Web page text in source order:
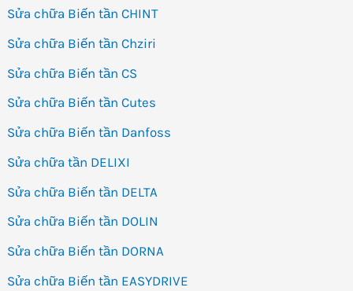
Sửa chữa Biến tần CHINT
Sửa chữa Biến tần Chziri
Sửa chữa Biến tần CS
Sửa chữa Biến tần Cutes
Sửa chữa Biến tần Danfoss
Sửa chữa tần DELIXI
Sửa chữa Biến tần DELTA
Sửa chữa Biến tần DOLIN
Sửa chữa Biến tần DORNA
Sửa chữa Biến tần EASYDRIVE